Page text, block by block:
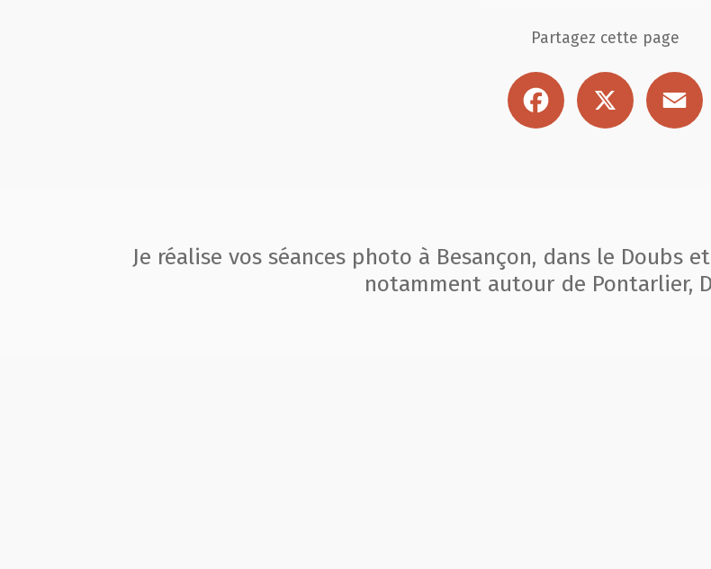
Partagez cette page
Facebook
Je réalise vos séances photo à Besançon, dans le Doubs
notamment autour de Pontarlier,